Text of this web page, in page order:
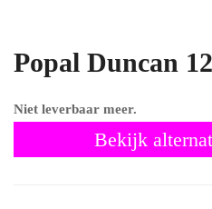
Popal Duncan
Niet leverbaar meer.
Bekijk